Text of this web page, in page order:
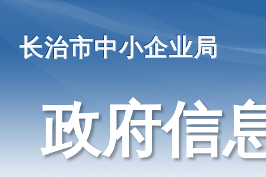
长治市中小企业局
政府信